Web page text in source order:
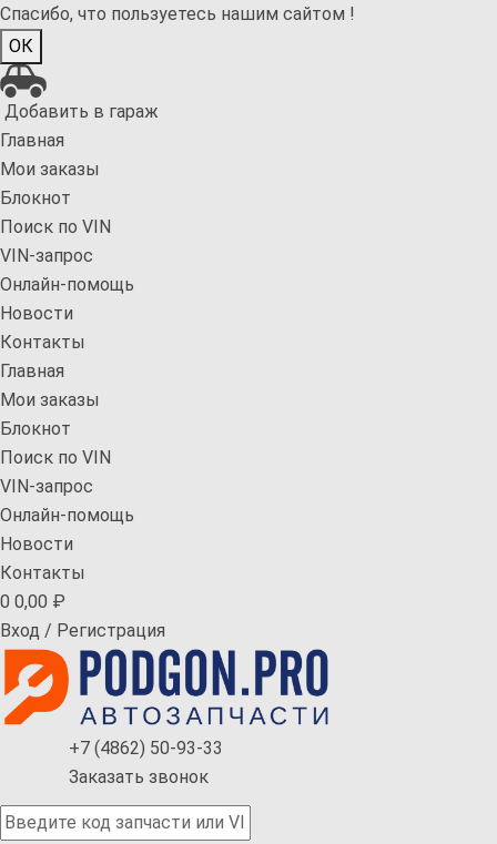
Спасибо, что пользуетесь нашим сайтом !
ОК
Добавить в гараж
Главная
Мои заказы
Блокнот
Поиск по VIN
VIN-запрос
Онлайн-помощь
Новости
Контакты
Главная
Мои заказы
Блокнот
Поиск по VIN
VIN-запрос
Онлайн-помощь
Новости
Контакты
0 0,00 ₽
Вход / Регистрация
+7 (4862) 50-93-33
Заказать звонок